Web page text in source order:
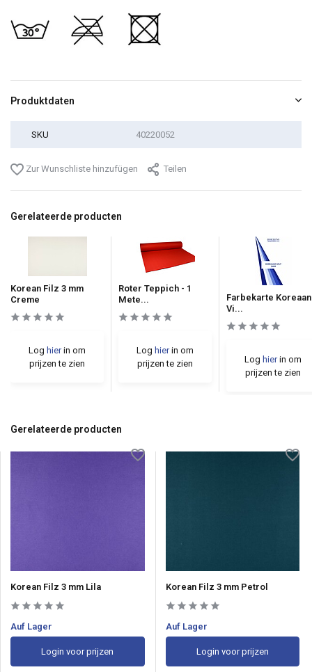
Produktdaten
SKU 40220052
Zur Wunschliste hinzufügen Teilen
Gerelateerde producten
Korean Filz 3 mm
Creme
Log hierin om
prijzen te zien
Roter Teppich - 1
Mete...
Log hierin om
prijzen te zien
Farbekarte
Vi...
Log hierin om
prijzen te zien
Gerelateerde producten
Korean Filz 3 mm Lila
Auf Lager
Login voor prijzen
Korean Filz 3 mm Petrol
Auf Lager
Login voor prijzen